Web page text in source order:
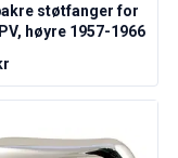
støtfanger for
høyre 1957-1966